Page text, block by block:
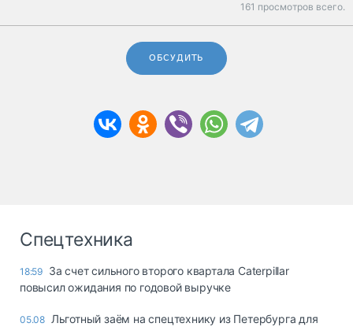
161 просмотров всего.
ОБСУДИТЬ
Спецтехника
18:59 За счет сильного второго квартала Caterpillar
повысил ожидания по годовой выручке
05.08 Льготный заём на спецтехнику из Петербурга для